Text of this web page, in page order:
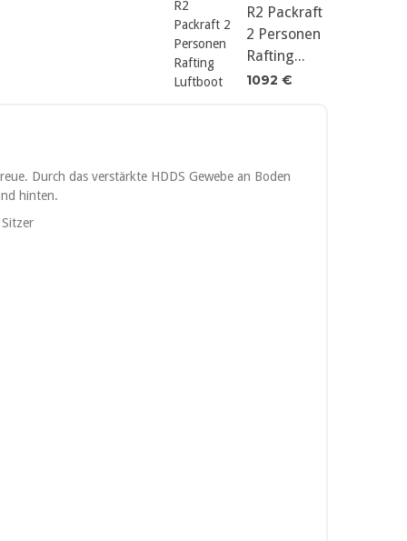
R2 Packraft
2 Personen
Rafting...
1092 €
Durch das verstärkte HDDS Gewebe an Boden
hinten.